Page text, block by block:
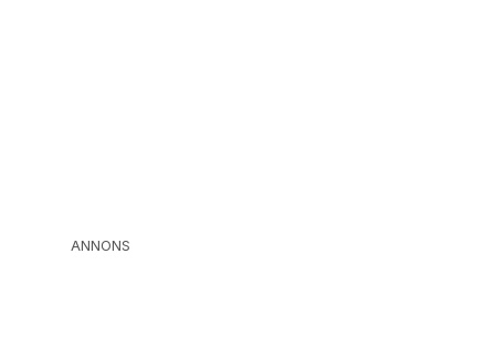
ANNONS